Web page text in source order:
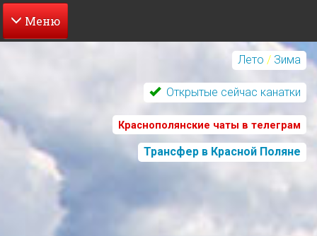
Перейти
содержанию
Лето / Зима
Открытые сейчас канатки
Краснополянские чаты в телеграм
Трансфер в Красной Поляне